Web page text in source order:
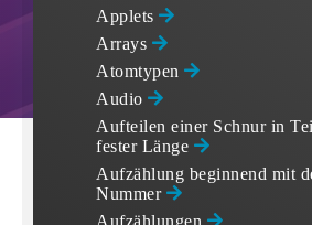
Applets
Arrays
Atomtypen
Audio
Aufteilen einer Schnur in
fester Länge
Aufzählung beginnend mit
Nummer
Aufzählungen